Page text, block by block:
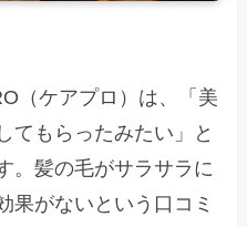
（ケアプロ）は、「美
てもらったみたい」と
。髪の毛がサラサラに
果がないという口コミ